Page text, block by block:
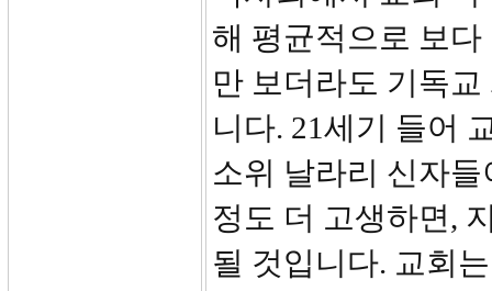
해 평균적으로 보
만 보더라도 기독
니다. 21세기 들어
소위 날라리 신자
정도 더 고생하면,
될 것입니다. 교회